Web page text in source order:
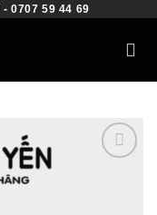
- 0707 59 44 69